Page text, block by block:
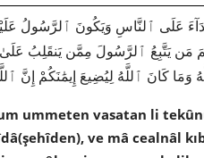
مَن يَتَّبِعُ ٱلرَّسُولَ مِمَّن يَنقَلِبُ
وَمَا كَانَ ٱللَّهُ لِيُضِيعَ إِيمَٰنَكُمْ إِنَّ
ummeten vasatan li
ve mâ cealnâl